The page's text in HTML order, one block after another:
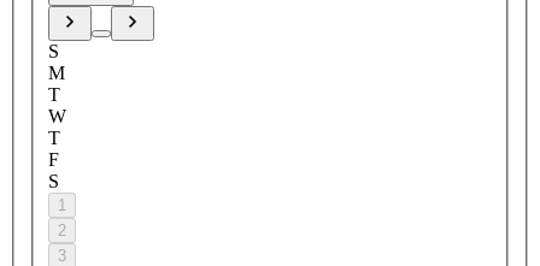
S
M
T
W
T
F
S
1
2
3